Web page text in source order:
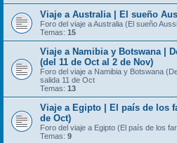
Viaje a Australia | El sueño
Foro del viaje a Australia (El sueño
Temas: 15
Viaje a Namibia y Botswana |
(del 11 de Oct al 2 de Nov)
Foro del viaje a Namibia y Botswana
salida 11 de Oct
Temas: 13
Viaje a Egipto | El país de los
de Oct)
Foro del viaje a Egipto (El país de los
Temas: 9